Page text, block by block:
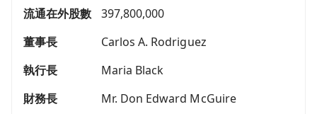
流通在外股數
397,800,000
董事長
Carlos A. Rodriguez
執行長
Maria Black
財務長
Mr. Don Edward McGuire